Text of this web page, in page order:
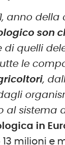
anno
son
di quelli
le
,
al sistema
in
13 milioni